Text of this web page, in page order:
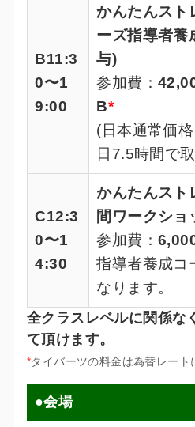
B11:3
0〜1
9:00
かんたんスト
ーズ指導者養
与)
参加費：
B*
(日本通常価
日7.5時間で取
C12:3
0〜1
4:30
かんたんスト
間ワークショ
参加費：
指導者養成コ
なります。
全クラスレベルに関係な
て頂けます。
*タイバーツの料金は為替レート
●会場